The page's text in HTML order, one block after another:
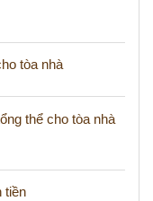
tòa nhà
thể cho tòa nhà
tiền